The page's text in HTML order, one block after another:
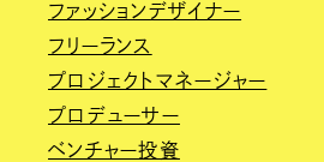
ファッションデザイナー
フリーランス
プロジェクトマネージャー
プロデューサー
ベンチャー投資